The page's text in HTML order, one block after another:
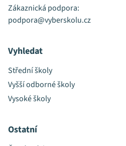
Zákaznická podpora:
podpora@vyberskolu.cz
Vyhledat
Střední školy
Vyšší odborné školy
Vysoké školy
Ostatní